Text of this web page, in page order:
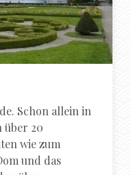
Schon allein in
über 20
wie zum
und das